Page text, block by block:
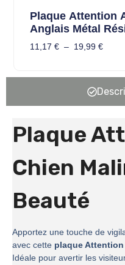
Plaque Attention
Anglais Métal
11,17 € – 19,99 €
Plaque
Chien
Beauté
Apportez une touche de
avec cette plaque
Idéale pour avertir les